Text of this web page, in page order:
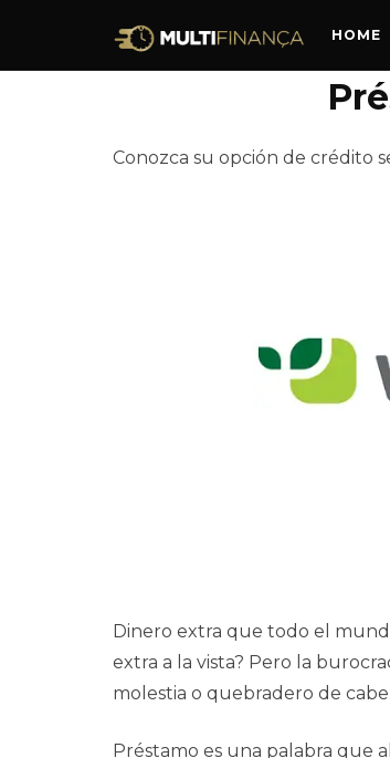
HOME
Conozca su opción de crédito
Dinero extra que todo el
extra a la vista? Pero la
molestia o quebradero de
Préstamo es una palabra que